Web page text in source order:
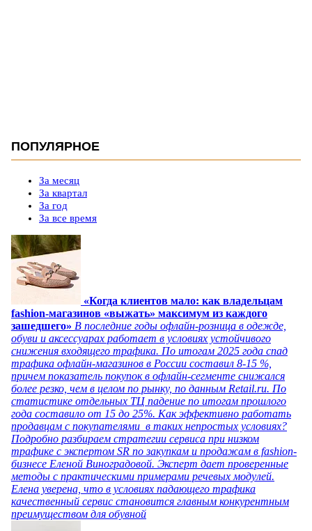
ПОПУЛЯРНОЕ
За месяц
За квартал
За год
За все время
«Когда клиентов мало: как владельцам
fashion-магазинов «выжать» максимум из каждого
зашедшего» В последние годы офлайн-розница в одежде,
обуви и аксессуарах работает в условиях устойчивого
снижения входящего трафика. По итогам 2025 года спад
трафика офлайн-магазинов в России составил 8-15 %,
причем показатель покупок в офлайн-сегменте снижался
более резко, чем в целом по рынку, по данным Retail.ru. По
статистике отдельных ТЦ падение по итогам прошлого
года составило от 15 до 25%. Как эффективно работать
продавцам с покупателями в таких непростых условиях?
Подробно разбираем стратегии сервиса при низком
трафике с экспертом SR по закупкам и продажам в fashion-
бизнесе Еленой Виноградовой. Эксперт дает проверенные
методы с практическими примерами речевых модулей.
Елена уверена, что в условиях падающего трафика
качественный сервис становится главным конкурентным
преимуществом для обувной